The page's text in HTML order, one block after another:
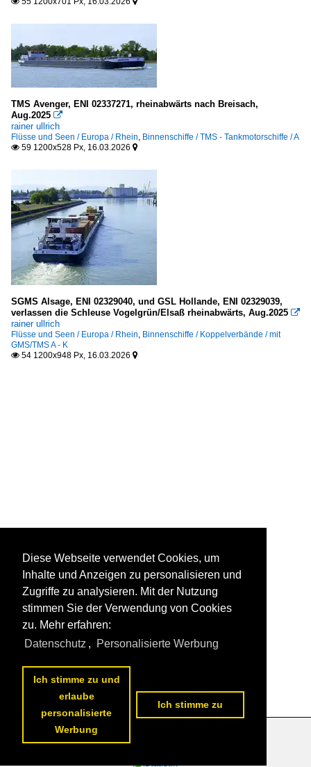
TMS Avenger, ENI 02337271, rheinabwärts nach Breisach,
Aug.2025 
rainer ullrich
Flüsse und Seen / Europa / Rhein, Binnenschiffe / TMS - Tankmotorschiffe / A
 59 1200x528 Px, 16.03.2026 
SGMS Alsage, ENI 02329040, und GSL Hollande, ENI 02329039,
verlassen die Schleuse Vogelgrün/Elsaß rheinabwärts, Aug.2025 
rainer ullrich
Flüsse und Seen / Europa / Rhein, Binnenschiffe / Koppelverbände / mit
GMS/TMS A - K
 54 1200x948 Px, 16.03.2026 
Datenschutzerklärung
Diese Webseite verwendet Cookies, um
Inhalte und Anzeigen zu personalisieren und
Zugriffe zu analysieren. Mit der Nutzung
stimmen Sie der Verwendung von Cookies
zu. Mehr erfahren:
Datenschutz , Personalisierte Werbung
Ich stimme zu und
erlaube
personalisierte
Werbung
Ich stimme zu